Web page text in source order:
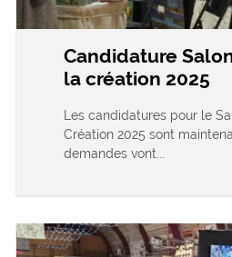
Candidature
la création 2025
Les candidatures pour le
Création 2025 sont
demandes vont...